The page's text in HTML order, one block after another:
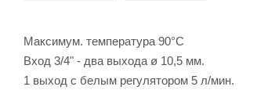
Максимум. температура 90°C
Вход 3/4" - два выхода ø 10,5 мм.
1 выход с белым регулятором 5 л/мин.